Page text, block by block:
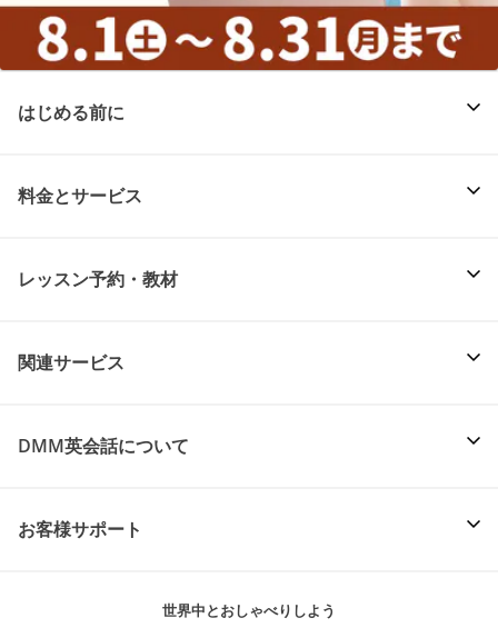
はじめる前に
料金とサービス
レッスン予約・教材
関連サービス
DMM英会話について
お客様サポート
世界中とおしゃべりしよう